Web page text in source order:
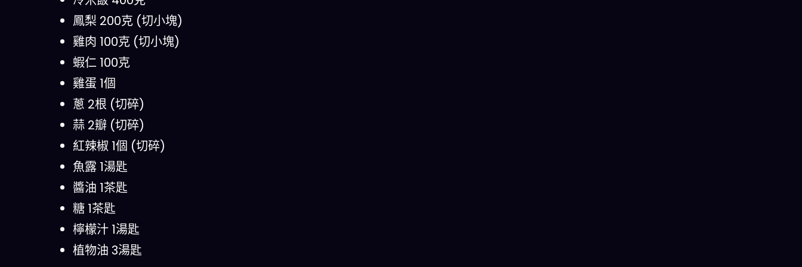
鳳梨 200克 (切小塊)
雞肉 100克 (切小塊)
蝦仁 100克
雞蛋 1個
蔥 2根 (切碎)
蒜 2瓣 (切碎)
紅辣椒 1個 (切碎)
魚露 1湯匙
醬油 1茶匙
糖 1茶匙
檸檬汁 1湯匙
植物油 3湯匙